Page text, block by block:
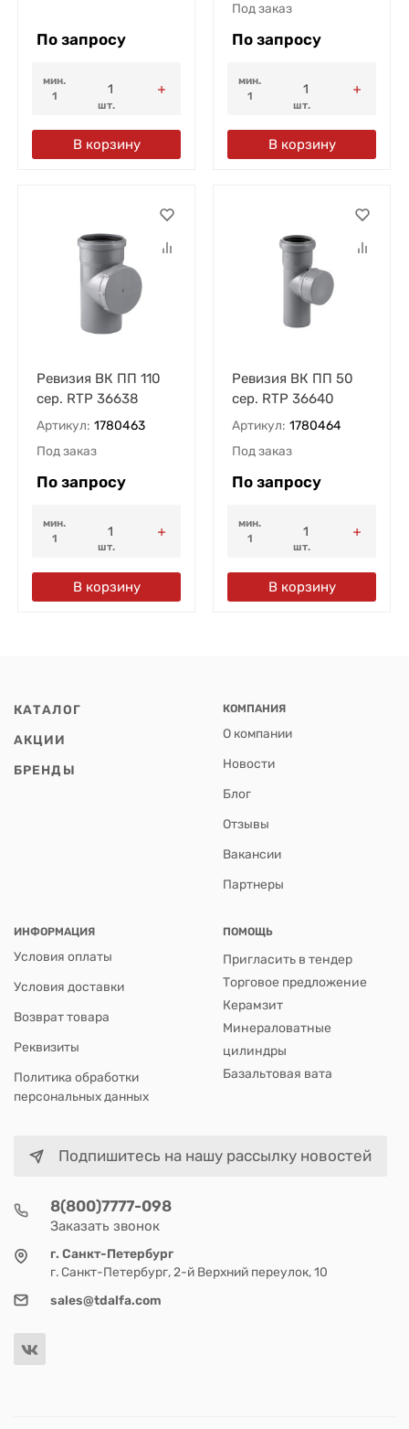
По запросу
мин.
1
шт.
В корзину
Под заказ
По запросу
мин.
1
шт.
В корзину
Ревизия ВК ПП 110
сер. RTP 36638
Артикул: 1780463
Под заказ
По запросу
мин.
1
шт.
В корзину
Ревизия ВК ПП 50
сер. RTP 36640
Артикул: 1780464
Под заказ
По запросу
мин.
1
шт.
В корзину
КАТАЛОГ
АКЦИИ
БРЕНДЫ
КОМПАНИЯ
О компании
Новости
Блог
Отзывы
Вакансии
Партнеры
ИНФОРМАЦИЯ
Условия оплаты
Условия доставки
Возврат товара
Реквизиты
Политика обработки
персональных данных
ПОМОЩЬ
Пригласить в тендер
Торговое предложение
Керамзит
Минераловатные
цилиндры
Базальтовая вата
Подпишитесь на нашу рассылку новостей
8(800)7777-098
Заказать звонок
г. Санкт-Петербург
г. Санкт-Петербург, 2-й Верхний переулок, 10
sales@tdalfa.com